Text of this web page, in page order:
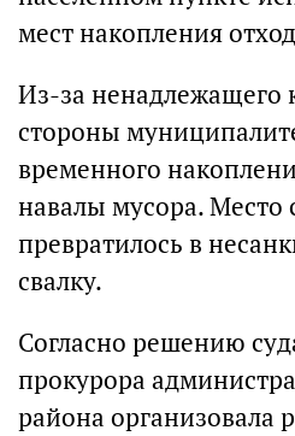
мест накопления
Из-за ненадлежащего
стороны
временного
навалы мусора. Место
превратилось в
свалку.
Согласно решению
прокурора
района организовала